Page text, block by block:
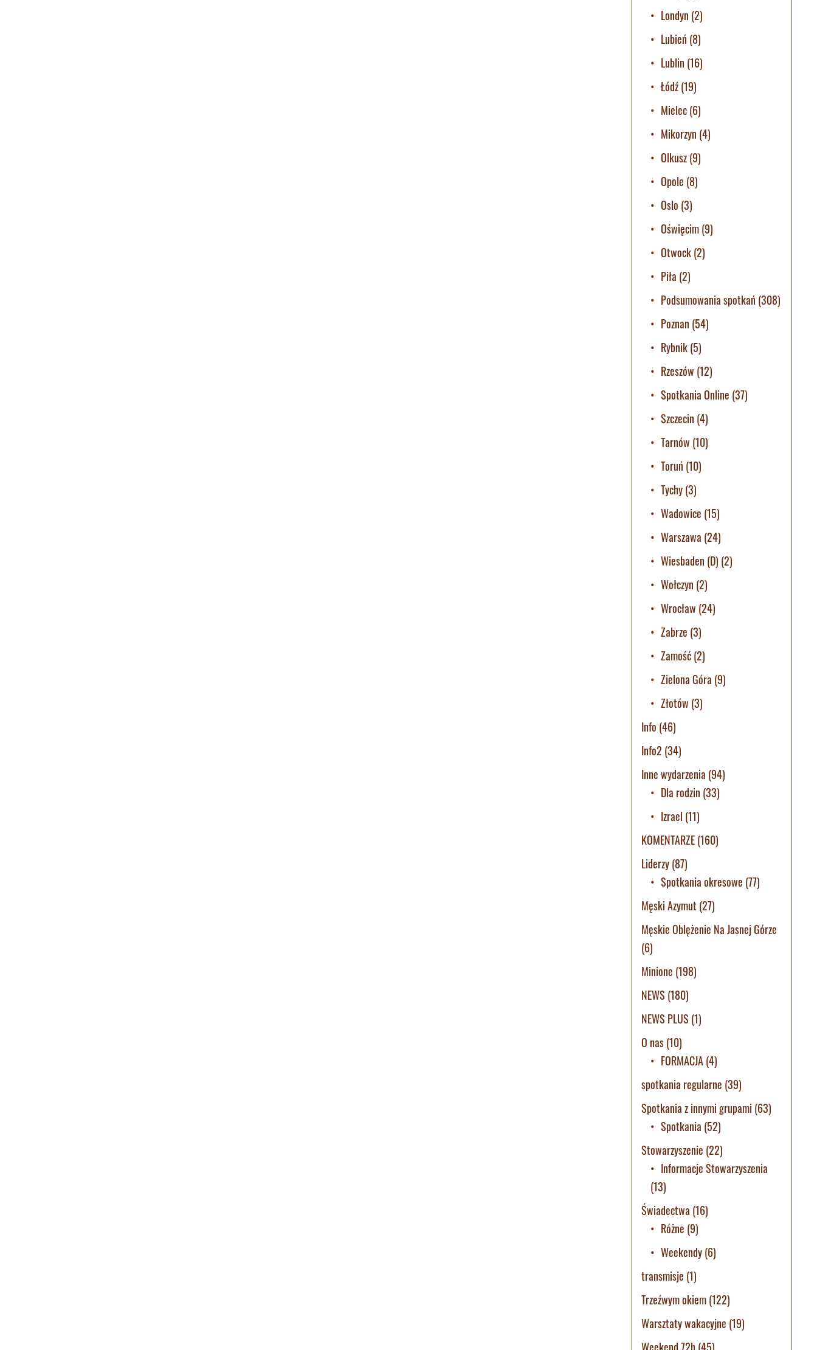
Londyn (2)
Lubień (8)
Lublin (16)
Łódź(19)
Mielec(6)
Mikorzyn (4)
Olkusz(9)
Opole (8)
Oslo (3)
Oświęcim(9)
Otwock(2)
Piła (2)
Podsumowania spotkań (308)
Poznan (54)
Rybnik(5)
Rzeszów (12)
Spotkania Online (37)
Szczecin (4)
Tarnów (10)
Toruń (10)
Tychy(3)
Wadowice (15)
Warszawa (24)
Wiesbaden (D) (2)
Wołczyn (2)
Wrocław (24)
Zabrze (3)
Zamość(2)
Zielona Góra (9)
Złotów (3)
Info (46)
Info2 (34)
Inne wydarzenia (94)
Dla rodzin (33)
Izrael (11)
KOMENTARZE(160)
Liderzy(87)
Spotkania okresowe (77)
Męski Azymut (27)
Męskie Oblężenie Na Jasnej Górze
(6)
Minione (198)
NEWS (180)
NEWS PLUS (1)
O nas(10)
FORMACJA(4)
spotkania regularne (39)
Spotkania z innymi grupami (63)
Spotkania (52)
Stowarzyszenie (22)
Informacje Stowarzyszenia
(13)
Świadectwa (16)
Różne (9)
Weekendy(6)
transmisje (1)
Trzeźwym okiem(122)
Warsztaty wakacyjne (19)
Weekend 72h(45)